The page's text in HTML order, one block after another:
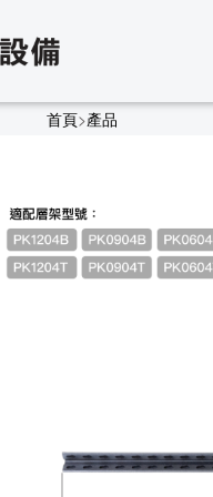
首頁>產品